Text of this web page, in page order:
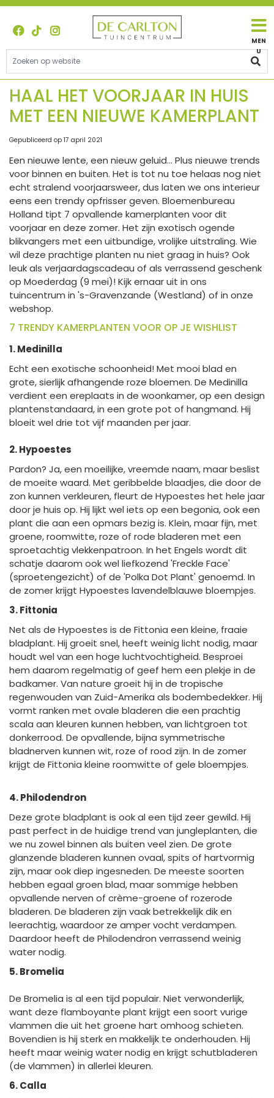
G
HAAL HET VOORJAAR IN HUIS
MET EEN NIEUWE KAMERPLANT
Gepubliceerd op 17 april 2021
Een nieuwe lente, een nieuw geluid... Plus nieuwe trends
voor binnen en buiten. Het is tot nu toe helaas nog niet
echt stralend voorjaarsweer, dus laten we ons interieur
eens een trendy opfrisser geven. Bloemenbureau
Holland tipt 7 opvallende kamerplanten voor dit
voorjaar en deze zomer. Het zijn exotisch ogende
blikvangers met een uitbundige, vrolijke uitstraling. Wie
wil deze prachtige planten nu niet graag in huis? Ook
leuk als verjaardagscadeau of als verrassend geschenk
op Moederdag (9 mei)! Kijk ernaar uit in ons
tuincentrum in 's-Gravenzande (Westland) of in onze
webshop.
7 TRENDY KAMERPLANTEN VOOR OP JE WISHLIST
1. Medinilla
Echt een exotische schoonheid! Met mooi blad en
grote, sierlijk afhangende roze bloemen. De Medinilla
verdient een ereplaats in de woonkamer, op een design
plantenstandaard, in een grote pot of hangmand. Hij
bloeit wel drie tot vijf maanden per jaar.
2. Hypoestes
Pardon? Ja, een moeilijke, vreemde naam, maar beslist
de moeite waard. Met geribbelde blaadjes, die door de
zon kunnen verkleuren, fleurt de Hypoestes het hele jaar
door je huis op. Hij lijkt wel iets op een begonia, ook een
plant die aan een opmars bezig is. Klein, maar fijn, met
groene, roomwitte, roze of rode bladeren met een
sproetachtig vlekkenpatroon. In het Engels wordt dit
schatje daarom ook wel liefkozend 'Freckle Face'
(sproetengezicht) of de 'Polka Dot Plant' genoemd. In
de zomer krijgt Hypoestes lavendelblauwe bloempjes.
3. Fittonia
Net als de Hypoestes is de Fittonia een kleine, fraaie
bladplant. Hij groeit snel, heeft weinig licht nodig, maar
houdt wel van een hoge luchtvochtigheid. Besproei
hem daarom regelmatig of geef hem een plekje in de
badkamer. Van nature groeit hij in de tropische
regenwouden van Zuid-Amerika als bodembedekker. Hij
vormt ranken met ovale bladeren die een prachtig
scala aan kleuren kunnen hebben, van lichtgroen tot
donkerrood. De opvallende, bijna symmetrische
bladnerven kunnen wit, roze of rood zijn. In de zomer
krijgt de Fittonia kleine roomwitte of gele bloempjes.
4. Philodendron
Deze grote bladplant is ook al een tijd zeer gewild. Hij
past perfect in de huidige trend van jungleplanten, die
we nu zowel binnen als buiten veel zien. De grote
glanzende bladeren kunnen ovaal, spits of hartvormig
zijn, maar ook diep ingesneden. De meeste soorten
hebben egaal groen blad, maar sommige hebben
opvallende nerven of crème-groene of rozerode
bladeren. De bladeren zijn vaak betrekkelijk dik en
leerachtig, waardoor ze amper vocht verdampen.
Daardoor heeft de Philodendron verrassend weinig
water nodig.
5. Bromelia
De Bromelia is al een tijd populair. Niet verwonderlijk,
want deze flamboyante plant krijgt een soort vurige
vlammen die uit het groene hart omhoog schieten.
Bovendien is hij sterk en makkelijk te onderhouden. Hij
heeft maar weinig water nodig en krijgt schutbladeren
(de vlammen) in allerlei kleuren.
6. Calla